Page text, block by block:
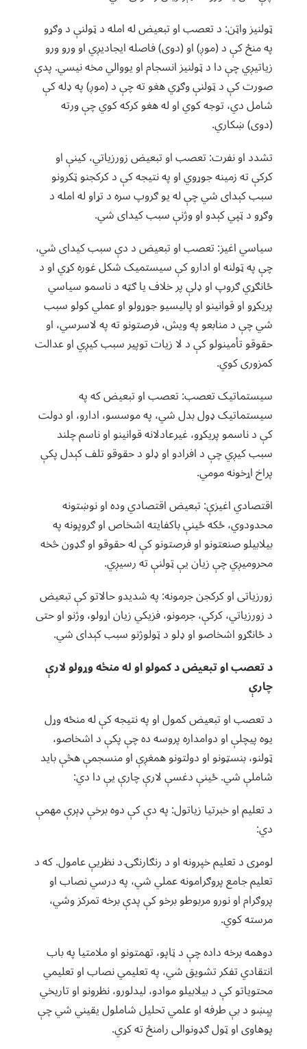
ټولنیز واټن: د تعصب او تبعیض له امله د ټولنې د وګړو
په منځ کې د (موږ) او (دوی) فاصله ایجادیږي او ورو ورو
زیاتیږي چې دا د ټولنیز انسجام او یووالي مخه نیسي. پدې
صورت کې د ټولنې وګړي هغو ته چې د (موږ) په ‌ډله کې
شامل دي، توجه کوي او له هغو کرکه کوي چې ورته
(دوی) ښکاري.
تشدد او نفرت: تعصب او تبعیض زورزیاتي، کینې او
کرکې ته زمینه جوړوي او په نتیجه کې د کرکجنو ټکرونو
سبب کېدای شي چې له یو ګروپ سره د تړاو له امله د
وګړو د ټپي کېدو او وژنې سبب کیدای شي.
سیاسي اغیز: تعصب او تبعیض د دې سبب کیدای شي،
چې په ټولنه او ادارو کې سیستمیک شکل غوره کړي او د
ځانګړي ګروپ او ډلې پر خلاف یا ګټه د ناسمو سیاسي
پریکړو او قوانینو او پالیسیو جوړولو او عملي کولو سبب
شي چې د منابعو په ویش، فرصتونو ته په لاسرسي، او
حقوقو تأمینولو کې د لا زیات توپیر سبب کیږي او عدالت
کمزوری کوي.
سیستماتیک تعصب: تعصب او تبعیض که په
سیستماتیک ډول بدل شي، په موسسو، ادارو، او دولت
کې د ناسمو پریکړو، غیرعادلانه قوانینو او ناسم چلند
سبب کیږي چې د افرادو او ډلو د حقوقو تلف کېدل پکې
پراخ اړخونه مومي.
اقتصادي اغیزې: تبعیض اقتصادي وده او نوښتونه
محدودوي، ځکه ځینې باکفایته اشخاص او ګروپونه په
بیلابیلو صنعتونو او فرصتونو کې له حقوقو او ګډون څخه
محرومیږي چې زیان یې ټولنې ته رسیږي.
زورزیاتی او کرکجن جرمونه: په شدیدو حالاتو کې تبعیض
د زورزیاتي، کرکې، جرمونو، فزیکي زیان اړولو، وژنو او حتی
د ځانګړو اشخاصو او ډلو د ټولوژنو سبب کېدای شي.
د تعصب او تبعیض د کمولو او له منځه وړولو لارې
چارې
د تعصب او تبعیض کمول او په نتیجه کې له منځه وړل
یوه پیچلې او دوامداره پروسه ده چې پکې د اشخاصو،
ټولنو، بنسټونو او دولتونو همغږې او منسجمې هڅې باید
شاملې شي. ځینې دغسې لارې چارې یې دا دي:
د تعلیم او خبرتیا زیاتول: په دې کې دوه برخې ډېرې مهمې
دي:
لومړی د تعلیم خپرونه او د رنګارنګۍ د نظریې عامول. که د
تعلیم جامع پروګرامونه عملي شي، په درسي نصاب او
پروګرام او نورو مربوطو برخو کې پدې برخه تمرکز وشي،
مرسته کوي.
دوهمه برخه داده چې د ټاپو، تهمتونو او ملامتیا په باب
انتقادي تفکر تشویق شي، په تعلیمي نصاب او تعلیمي
محتویاتو کې د بیلابیلو موادو، لیدلورو، نظرونو او تاریخي
پېښو د بې طرفه او علمي تحلیل شاملول یقیني شي چې
پوهاوی او ټول ګډونوالی رامنځ ته کړي.